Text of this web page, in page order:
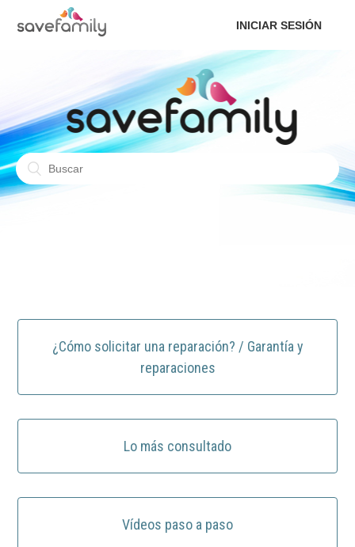
INICIAR SESIÓN
¿Cómo solicitar una reparación? / Garantía y
reparaciones
Lo más consultado
Vídeos paso a paso